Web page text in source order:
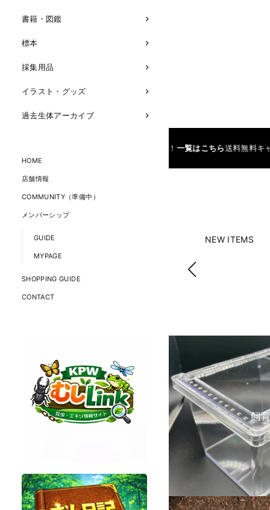
書籍・図鑑
標本
採集用品
イラスト・グッズ
過去生体アーカイブ
HOME
店舗情報
COMMUNITY（準備中）
メンバーシップ
GUIDE
MYPAGE
SHOPPING GUIDE
CONTACT
一覧はこちら 送料無料キャンペーン実
NEW ITEMS
飼